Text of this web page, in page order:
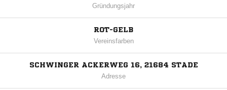
Gründungsjahr
ROT-GELB
Vereinsfarben
SCHWINGER ACKERWEG 16, 21684 STADE
Adresse